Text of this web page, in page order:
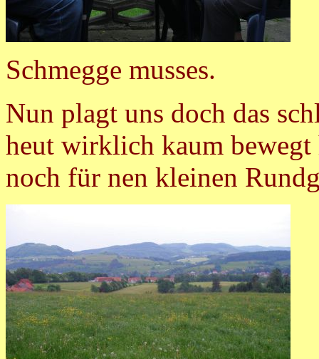
Schmegge musses.
Nun plagt uns doch das
heut wirklich kaum
noch für nen kleinen